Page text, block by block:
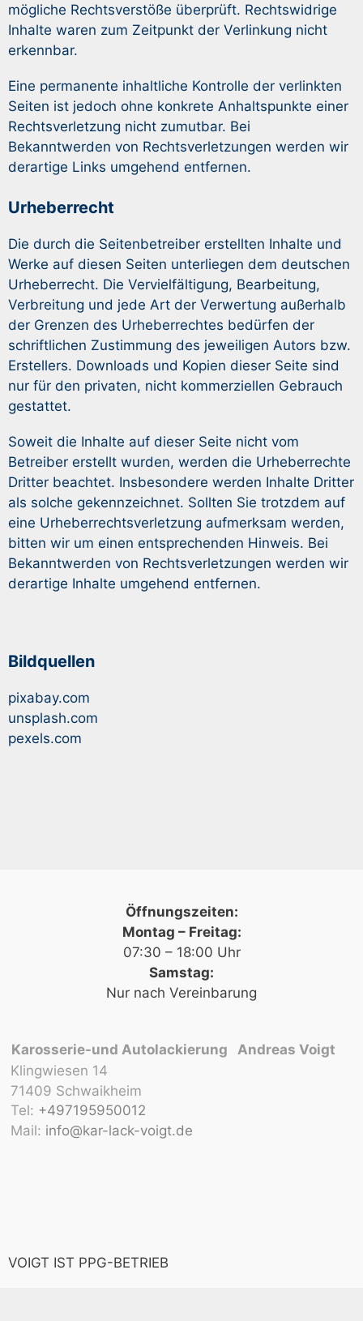
mögliche Rechtsverstöße überprüft. Rechtswidrige
Inhalte waren zum Zeitpunkt der Verlinkung nicht
erkennbar.
Eine permanente inhaltliche Kontrolle der verlinkten
Seiten ist jedoch ohne konkrete Anhaltspunkte einer
Rechtsverletzung nicht zumutbar. Bei
Bekanntwerden von Rechtsverletzungen werden wir
derartige Links umgehend entfernen.
Urheberrecht
Die durch die Seitenbetreiber erstellten Inhalte und
Werke auf diesen Seiten unterliegen dem deutschen
Urheberrecht. Die Vervielfältigung, Bearbeitung,
Verbreitung und jede Art der Verwertung außerhalb
der Grenzen des Urheberrechtes bedürfen der
schriftlichen Zustimmung des jeweiligen Autors bzw.
Erstellers. Downloads und Kopien dieser Seite sind
nur für den privaten, nicht kommerziellen Gebrauch
gestattet.
Soweit die Inhalte auf dieser Seite nicht vom
Betreiber erstellt wurden, werden die Urheberrechte
Dritter beachtet. Insbesondere werden Inhalte Dritter
als solche gekennzeichnet. Sollten Sie trotzdem auf
eine Urheberrechtsverletzung aufmerksam werden,
bitten wir um einen entsprechenden Hinweis. Bei
Bekanntwerden von Rechtsverletzungen werden wir
derartige Inhalte umgehend entfernen.
Bildquellen
pixabay.com
unsplash.com
pexels.com
Öffnungszeiten:
Montag – Freitag:
07:30 – 18:00 Uhr
Samstag:
Nur nach Vereinbarung
Karosserie-und Autolackierung Andreas Voigt
Klingwiesen 14
71409 Schwaikheim
Tel: +497195950012
Mail: info@kar-lack-voigt.de
VOIGT IST PPG-BETRIEB